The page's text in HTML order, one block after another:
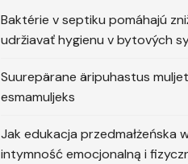
Baktérie v septiku pomáhajú
udržiavať hygienu v bytových
Suurepärane äripuhastus
esmamuljeks
Jak edukacja przedmałżeńska
intymność emocjonalną i